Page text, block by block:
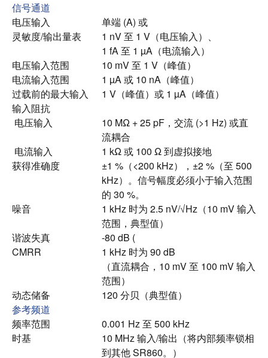
信号通道
电压输入
单端 (A) 或
灵敏度/输出量表
1 nV 至 1 V（电压输入）、
1 fA 至 1 µA（电流输入）
电压输入范围
10 mV 至 1 V（峰值）
电流输入范围
1 µA 或 10 nA（峰值）
过载前的最大输入
1 V（峰值）或 1 µA（峰值）
输入阻抗
电压输入
10 MΩ + 25 pF，交流 (>1 Hz) 或直
流耦合
电流输入
1 kΩ 或 100 Ω 到虚拟接地
获得准确度
±1 %（<200 kHz），±2 %（至 500
kHz）。 信号幅度必须小于输入范围
的 30 %。
噪音
1 kHz 时为 2.5 nV/√Hz（10 mV 输入
范围，典型值）
谐波失真
-80 dB (
CMRR
1 kHz 时为 90 dB
（直流耦合，10 mV 至 100 mV 输入
范围）
动态储备
120 分贝（典型值）
参考频道
频率范围
0.001 Hz 至 500 kHz
时基
10 MHz 输入/输出（将内部频率锁相
到其他 SR860。）